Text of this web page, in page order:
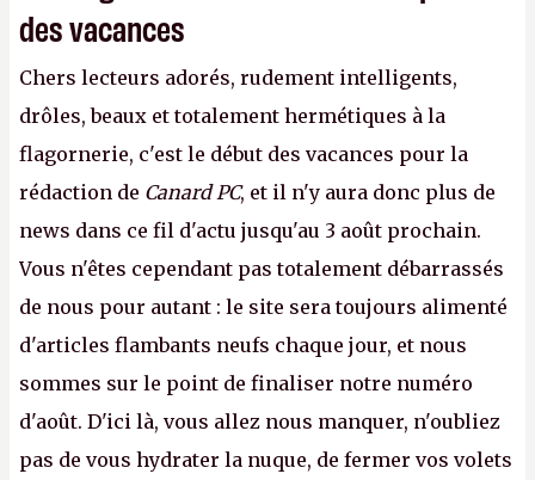
des vacances
Chers lecteurs adorés, rudement intelligents,
drôles, beaux et totalement hermétiques à la
flagornerie, c'est le début des vacances pour la
rédaction de Canard PC, et il n'y aura donc plus de
news dans ce fil d'actu jusqu'au 3 août prochain.
Vous n'êtes cependant pas totalement débarrassés
de nous pour autant : le site sera toujours alimenté
d'articles flambants neufs chaque jour, et nous
sommes sur le point de finaliser notre numéro
d'août. D'ici là, vous allez nous manquer, n'oubliez
pas de vous hydrater la nuque, de fermer vos volets